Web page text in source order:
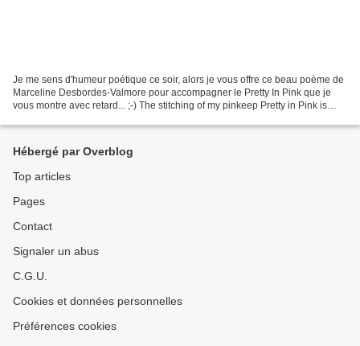
Je me sens d'humeur poétique ce soir, alors je vous offre ce beau poème de
Marceline Desbordes-Valmore pour accompagner le Pretty In Pink que je
vous montre avec retard... ;-) The stitching of my pinkeep Pretty in Pink is
Hébergé par Overblog
Top articles
Pages
Contact
Signaler un abus
C.G.U.
Cookies et données personnelles
Préférences cookies